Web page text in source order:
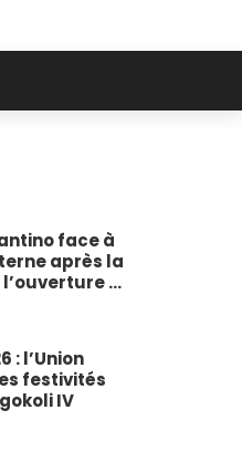
face à
après la
...
: l’Union
festivités
IV